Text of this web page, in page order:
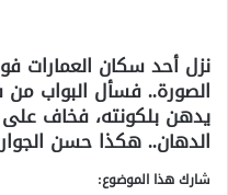
نزل أحد سكان العمارات
الصورة.. فسأل البواب
يدهن بلكونته، فخاف
الدهان.. هكذا حسن
شارك هذا الموضوع: